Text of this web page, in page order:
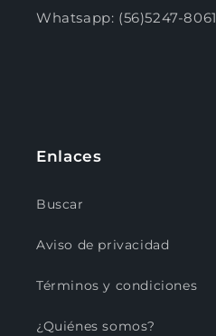
Whatsapp: (56)5247-8061
Enlaces
Buscar
Aviso de privacidad
Términos y condiciones
¿Quiénes somos?